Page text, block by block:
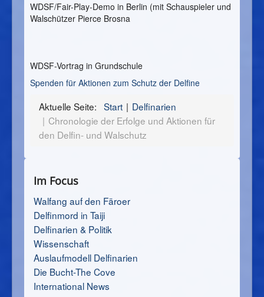
WDSF/Fair-Play-Demo in Berlin (mit Schauspieler und
Walschützer Pierce Brosna
WDSF-Vortrag in Grundschule
Spenden für Aktionen zum Schutz der Delfine
Aktuelle Seite: Start
Delfinarien
Chronologie der Erfolge und Aktionen für
den Delfin- und Walschutz
Im Focus
Walfang auf den Färoer
Delfinmord in Taiji
Delfinarien & Politik
Wissenschaft
Auslaufmodell Delfinarien
Die Bucht-The Cove
International News